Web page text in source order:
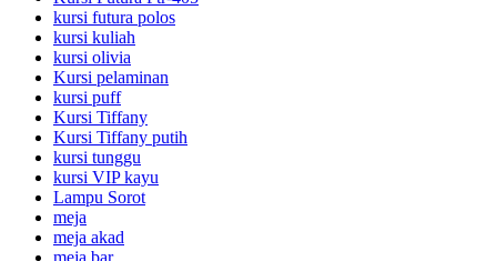
kursi futura polos
kursi kuliah
kursi olivia
Kursi pelaminan
kursi puff
Kursi Tiffany
Kursi Tiffany putih
kursi tunggu
kursi VIP kayu
Lampu Sorot
meja
meja akad
meja bar